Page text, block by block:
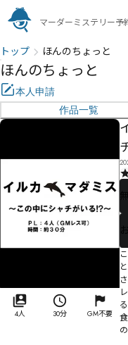
マーダーミステリー予
トップ ほんのちょっと
ほんのちょっと
本人申請
作品一覧
4人 30分 GM不要